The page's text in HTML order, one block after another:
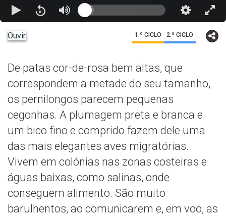
Ouvir 1.º CICLO 2.º CICLO
De patas cor-de-rosa bem altas, que
correspondem a metade do seu tamanho,
os pernilongos parecem pequenas
cegonhas. A plumagem preta e branca e
um bico fino e comprido fazem dele uma
das mais elegantes aves migratórias.
Vivem em colónias nas zonas costeiras e
águas baixas, como salinas, onde
conseguem alimento. São muito
barulhentos, ao comunicarem e, em voo, as